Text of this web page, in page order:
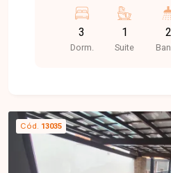
Garagem para 2 carros.
3
Dorm.
1
Suite
2
Cód. 13035